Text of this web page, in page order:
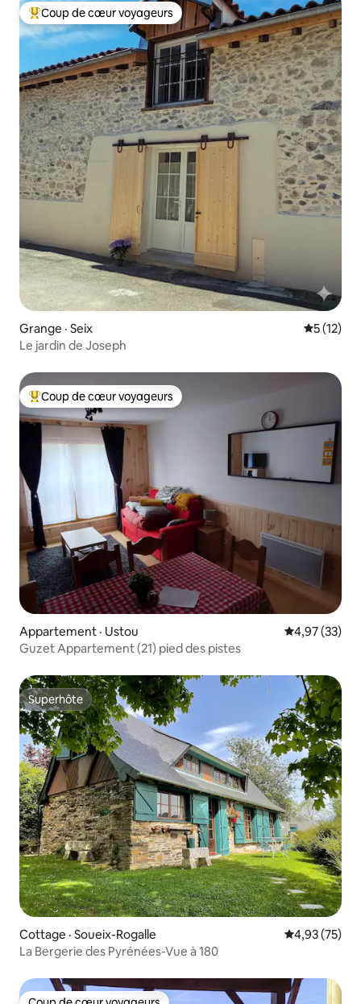
Coup de cœur voyageurs parmi les plus aimés
Coup de cœur voyageurs
Grange · Seix Note
5 (12)
Le jardin de Joseph
Coup de cœur voyageurs parmi les plus aimés
Coup de cœur voyageurs
Appartement · Ustou Note
4,97 (33)
Guzet Appartement (21) pied des pistes
Superhôte
Superhôte
Cottage · Soueix-Rogalle Note
4,93 (75)
La Bergerie des Pyrénées-Vue à 180